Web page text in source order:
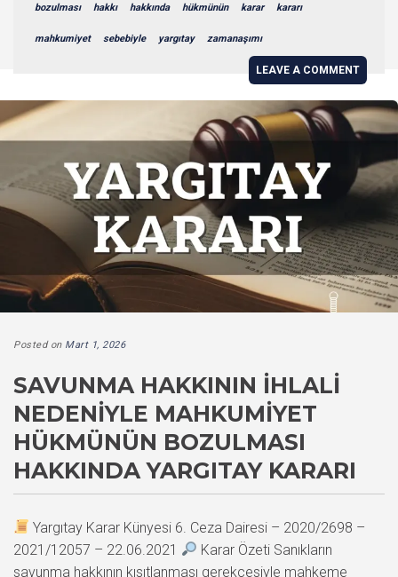
bozulması hakkı hakkında hükmünün karar kararı
mahkumiyet sebebiyle yargıtay zamanaşımı
LEAVE A COMMENT
Posted on Mart 1, 2026
SAVUNMA HAKKININ İHLALI
NEDENIYLE MAHKUMIYET
HÜKMÜNÜN BOZULMASI
HAKKINDA YARGITAY KARARI
Yargıtay Karar Künyesi 6. Ceza Dairesi – 2020/2698 –
2021/12057 – 22.06.2021
Karar Özeti Sanıkların
savunma hakkının kısıtlanması gerekçesiyle mahkeme